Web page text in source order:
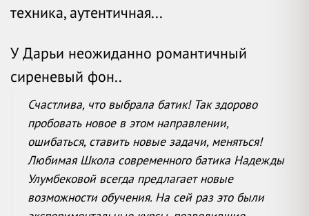
техника, аутентичная...
У Дарьи неожиданно романтичный
сиреневый фон..
Счастлива, что выбрала батик! Так здорово
пробовать новое в этом направлении,
ошибаться, ставить новые задачи, меняться!
Любимая Школа современного батика Надежды
Улумбековой всегда предлагает новые
возможности обучения. На сей раз это были